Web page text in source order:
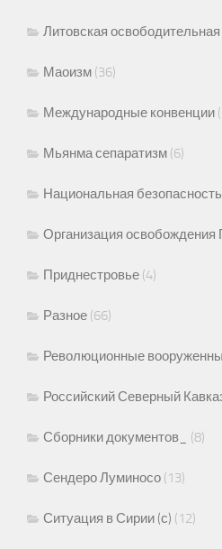
Литовская
Маоизм (36)
Международные конвенции
Мьянма сепаратизм (6)
Национальная
Организация освобождения
Приднестровье (4)
Разное (66)
Революционные
Российский Северный
Сборники документов_ (8)
Сендеро Луминосо (13)
Ситуация в Сирии (с) (12)